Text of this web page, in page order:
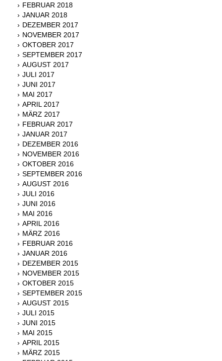
FEBRUAR 2018
JANUAR 2018
DEZEMBER 2017
NOVEMBER 2017
OKTOBER 2017
SEPTEMBER 2017
AUGUST 2017
JULI 2017
JUNI 2017
MAI 2017
APRIL 2017
MÄRZ 2017
FEBRUAR 2017
JANUAR 2017
DEZEMBER 2016
NOVEMBER 2016
OKTOBER 2016
SEPTEMBER 2016
AUGUST 2016
JULI 2016
JUNI 2016
MAI 2016
APRIL 2016
MÄRZ 2016
FEBRUAR 2016
JANUAR 2016
DEZEMBER 2015
NOVEMBER 2015
OKTOBER 2015
SEPTEMBER 2015
AUGUST 2015
JULI 2015
JUNI 2015
MAI 2015
APRIL 2015
MÄRZ 2015